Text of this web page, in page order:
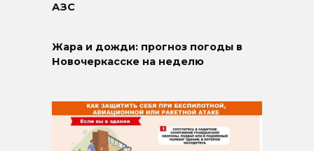
АЗС
Жара и дожди: прогноз погоды в
Новочеркасске на неделю